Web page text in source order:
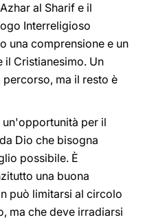
al Sharif e il
Interreligioso
una comprensione e un
Cristianesimo. Un
ma il resto è
un'opportunità per il
Dio che bisogna
possibile. È
una buona
può limitarsi al circolo
ma che deve irradiarsi